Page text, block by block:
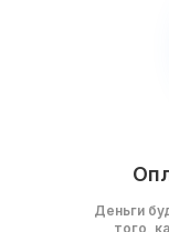
Деньги
того,